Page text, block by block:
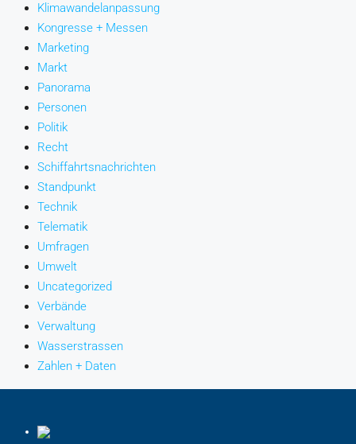
Klimawandelanpassung
Kongresse + Messen
Marketing
Markt
Panorama
Personen
Politik
Recht
Schiffahrtsnachrichten
Standpunkt
Technik
Telematik
Umfragen
Umwelt
Uncategorized
Verbände
Verwaltung
Wasserstrassen
Zahlen + Daten